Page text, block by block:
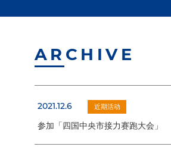
ARCHIVE
2021.12.6 近期活动
参加「四国中央市接力赛跑大会」